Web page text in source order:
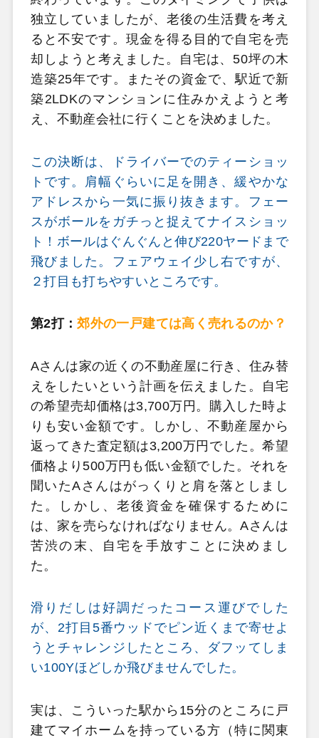
独立していましたが、老後の生活費を考え
ると不安です。現金を得る目的で自宅を売
却しようと考えました。自宅は、50坪の木
造築25年です。またその資金で、駅近で新
築2LDKのマンションに住みかえようと考
え、不動産会社に行くことを決めました。
この決断は、ドライバーでのティーショッ
トです。肩幅ぐらいに足を開き、緩やかな
アドレスから一気に振り抜きます。フェー
スがボールをガチっと捉えてナイスショッ
ト！ボールはぐんぐんと伸び220ヤードまで
飛びました。フェアウェイ少し右ですが、
２打目も打ちやすいところです。
第2打：郊外の一戸建ては高く売れるのか？
Aさんは家の近くの不動産屋に行き、住み替
えをしたいという計画を伝えました。自宅
の希望売却価格は3,700万円。購入した時よ
りも安い金額です。しかし、不動産屋から
返ってきた査定額は3,200万円でした。希望
価格より500万円も低い金額でした。それを
聞いたAさんはがっくりと肩を落としまし
た。しかし、老後資金を確保するために
は、家を売らなければなりません。Aさんは
苦渋の末、自宅を手放すことに決めまし
た。
滑りだしは好調だったコース運びでした
が、2打目5番ウッドでピン近くまで寄せよ
うとチャレンジしたところ、ダフッてしま
い100Yほどしか飛びませんでした。
実は、こういった駅から15分のところに戸
建てマイホームを持っている方（特に関東